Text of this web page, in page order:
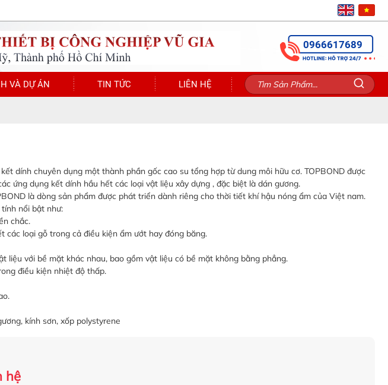
0966617689
VÀ DỰ ÁN TIN TỨC LIÊN HỆ
dính chuyên dụng một thành phần gốc cao su tổng hợp từ dung môi hữu cơ. TOPBOND được
ứng dụng kết dính hầu hết các loại vật liệu xây dựng , đặc biệt là dán gương.
là dòng sản phẩm được phát triển dành riêng cho thời tiết khí hậu nóng ẩm của Việt nam.
nổi bật như:
chắc.
các loại gỗ trong cả điều kiện ẩm ướt hay đóng băng.
liệu với bề mặt khác nhau, bao gồm vật liệu có bề mặt không bằng phẳng.
điều kiện nhiệt độ thấp.
kính sơn, xốp polystyrene
hệ